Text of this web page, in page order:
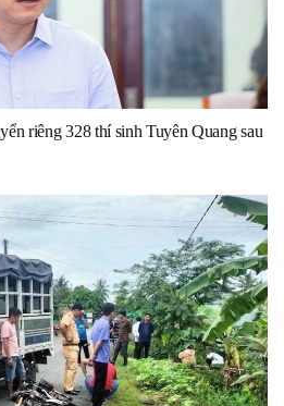
riêng 328 thí sinh Tuyên Quang sau